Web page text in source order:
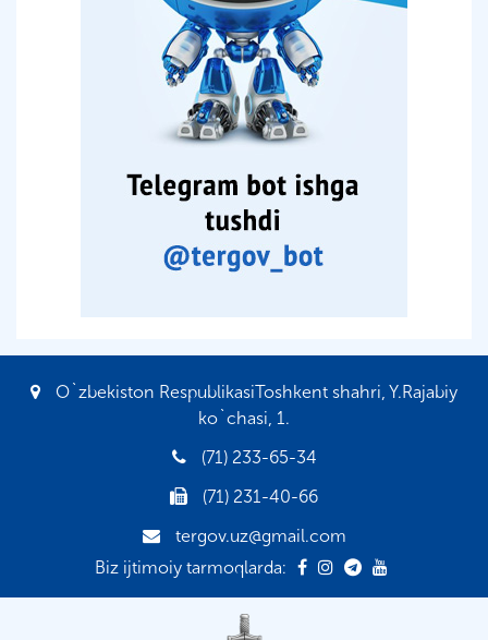
O`zbekiston RespublikasiToshkent shahri, Y.Rajabiy
ko`chasi, 1.
(71) 233-65-34
(71) 231-40-66
tergov.uz@gmail.com
Biz ijtimoiy tarmoqlarda: